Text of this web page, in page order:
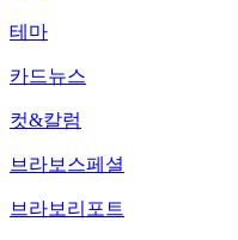
테마
카드뉴스
컷&칼럼
브라보스페셜
브라보리포트